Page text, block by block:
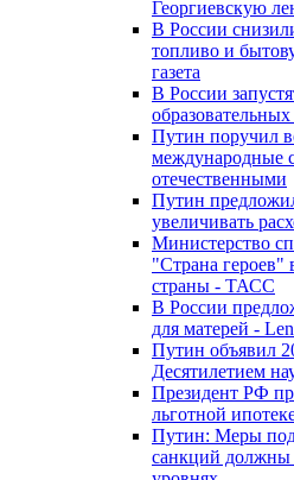
Георгиевскую
В России
топливо и
газета
В России
Путин поручил
международные
отечественными
Путин
увеличивать
Министерство
"Страна героев"
страны - ТАСС
В России
для матерей -
Путин объявил
Десятилетием
Президент РФ
льготной
Путин: Меры
санкций должны